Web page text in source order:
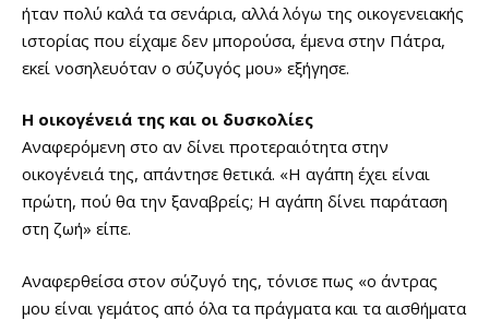
ήταν πολύ καλά τα σενάρια, αλλά λόγω της οικογενειακής
ιστορίας που είχαμε δεν μπορούσα, έμενα στην Πάτρα,
εκεί νοσηλευόταν ο σύζυγός μου» εξήγησε.
Η οικογένειά της και οι δυσκολίες
Αναφερόμενη στο αν δίνει προτεραιότητα στην
οικογένειά της, απάντησε θετικά. «Η αγάπη έχει είναι
πρώτη, πού θα την ξαναβρείς; Η αγάπη δίνει παράταση
στη ζωή» είπε.
Αναφερθείσα στον σύζυγό της, τόνισε πως «ο άντρας
μου είναι γεμάτος από όλα τα πράγματα και τα αισθήματα